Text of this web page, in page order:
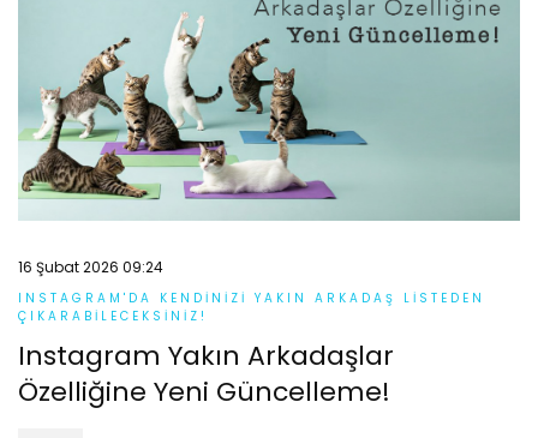
16 Şubat 2026 09:24
INSTAGRAM'DA KENDINIZI YAKIN ARKADAŞ LISTEDEN
ÇIKARABILECEKSINIZ!
Instagram Yakın Arkadaşlar
Özelliğine Yeni Güncelleme!